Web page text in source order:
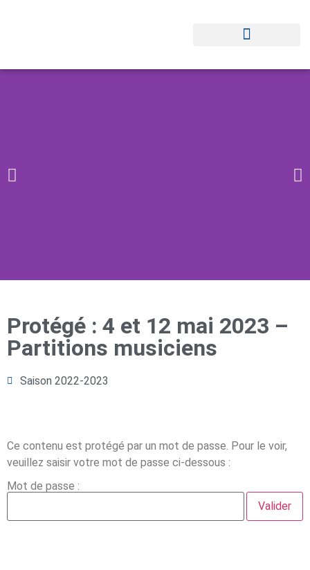
Protégé : 4 et 12 mai 2023 –
Partitions musiciens
Saison 2022-2023
Ce contenu est protégé par un mot de passe. Pour le voir,
veuillez saisir votre mot de passe ci-dessous :
Mot de passe :